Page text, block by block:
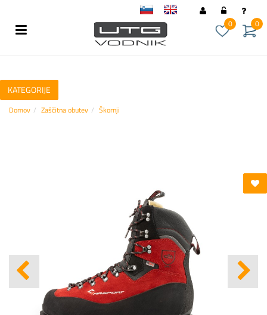
0
0
KATEGORIJE
Domov Zaščitna obutev Škornji